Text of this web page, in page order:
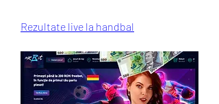
Rezultate live la handbal